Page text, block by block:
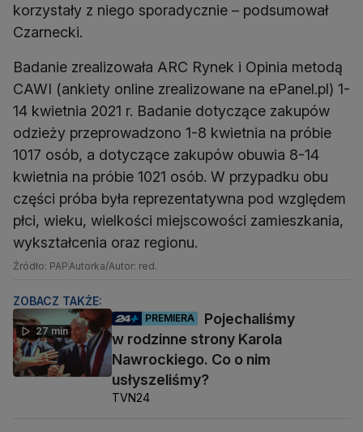
korzystały z niego sporadycznie – podsumował
Czarnecki.
Badanie zrealizowała ARC Rynek i Opinia metodą
CAWI (ankiety online zrealizowane na ePanel.pl) 1-
14 kwietnia 2021 r. Badanie dotyczące zakupów
odzieży przeprowadzono 1-8 kwietnia na próbie
1017 osób, a dotyczące zakupów obuwia 8-14
kwietnia na próbie 1021 osób. W przypadku obu
części próba była reprezentatywna pod względem
płci, wieku, wielkości miejscowości zamieszkania,
wykształcenia oraz regionu.
Źródło: PAP Autorka/Autor: red.
ZOBACZ TAKŻE:
27 min
PREMIERA
Pojechaliśmy
w rodzinne strony Karola
Nawrockiego. Co o nim
usłyszeliśmy?
TVN24